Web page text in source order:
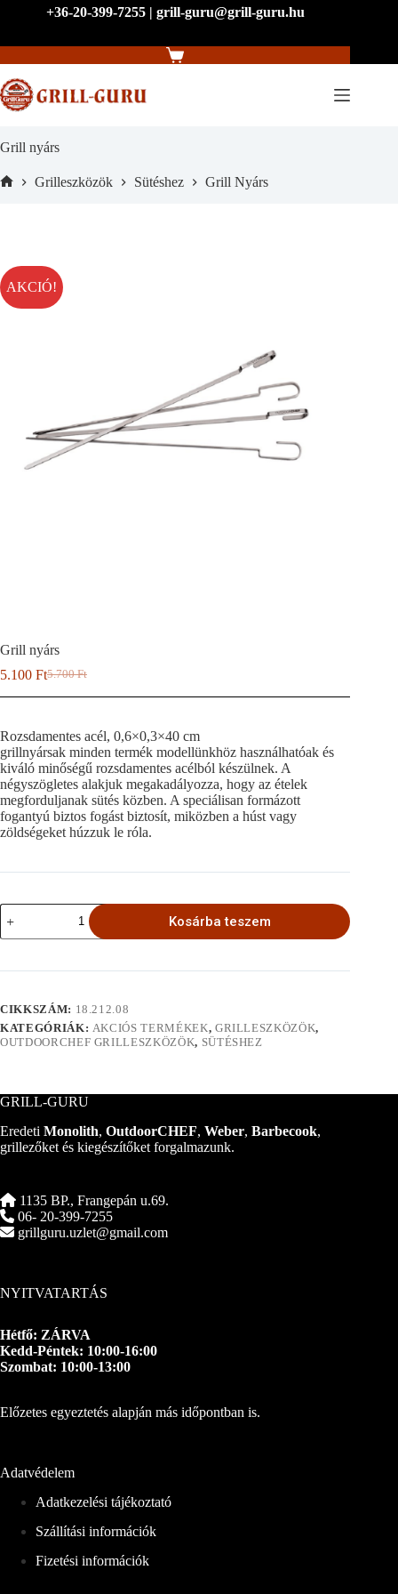
+36-20-399-7255 | grill-guru@grill-guru.hu
Shopping
Grill nyárs
Grilleszközök Sütéshez Grill Nyárs
AKCIÓ!
Grill nyárs
5.700Ft
Original
price
5.700 Ft.
5.100 FtCurrent
price
5.100 Ft.
Rozsdamentes acél, 0,6×0,3×40 cm
grillnyársak minden termék modellünkhöz használhatóak és
kiváló minőségű rozsdamentes acélból készülnek. A
négyszögletes alakjuk megakadályozza, hogy az ételek
megforduljanak sütés közben. A speciálisan formázott
fogantyú biztos fogást biztosít, miközben a húst vagy
zöldségeket húzzuk le róla.
Grill
nyárs
mennyiség
Kosárba teszem
CIKKSZÁM: 18.212.08
KATEGÓRIÁK: AKCIÓS TERMÉKEK, GRILLESZKÖZÖK,
OUTDOORCHEF GRILLESZKÖZÖK, SÜTÉSHEZ
GRILL-GURU
Eredeti Monolith, OutdoorCHEF, Weber, Barbecook,
grillezőket és kiegészítőket forgalmazunk.
1135 BP., Frangepán u.69.
06- 20-399-7255
grillguru.uzlet@gmail.com
NYITVATARTÁS
Hétfő: ZÁRVA
Kedd-Péntek: 10:00-16:00
Szombat: 10:00-13:00
Előzetes egyeztetés alapján más időpontban is.
Adatvédelem
Adatkezelési tájékoztató
Szállítási információk
Fizetési információk